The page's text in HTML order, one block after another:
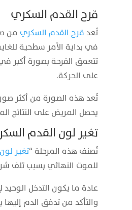
قرح القدم السكري
تُعدقرح القدم السكري من
في بداية الأمر سطحية
تتعمق القرحة بصورة أكبر
على الحركة.
تُعد هذه الصورة من أكثر
يحصل المريض على النتائج
تغير لون القدم
نُصنف هذه المرحلة “تغير
للموت النهائي بسبب تلف
عادة ما يكون التدخل الوحيد
والتأكد من تدفق الدم